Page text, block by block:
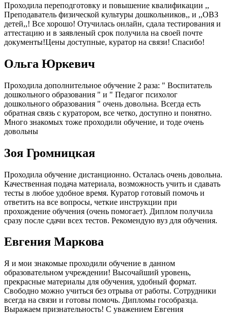
Проходила переподготовку и повышение квалификации ,,
Преподаватель физической культуры дошкольников,, и ,,ОВЗ
детей,,! Все хорошо! Отучилась онлайн, сдала тестирования и
аттестацию и в заявленый срок получила на своей почте
документы!Цены доступные, куратор на связи! Спасибо!
Ольга Юркевич
Проходила дополнительное обучение 2 раза: " Воспитатель
дошкольного образования " и " Педагог психолог
дошкольного образования " очень довольна. Всегда есть
обратная связь с куратором, все четко, доступно и понятно.
Много знакомых тоже проходили обучение, и тоде очень
довольны
Зоя Громницкая
Проходила обучение дистанционно. Осталась очень довольна.
Качественная подача материала, возможность учить и сдавать
тесты в любое удобное время. Куратор готовый помочь и
ответить на все вопросы, четкие инструкции при
прохождение обучения (очень помогает). Диплом получила
сразу после сдачи всех тестов. Рекомендую вуз для обучения.
Евгения Маркова
Я и мои знакомые проходили обучение в данном
образовательном учреждении! Высочайший уровень,
прекрасные материалы для обучения, удобный формат.
Свободно можно учиться без отрыва от работы. Сотрудники
всегда на связи и готовы помочь. Дипломы гособразца.
Выражаем признательность! С уважением Евгения